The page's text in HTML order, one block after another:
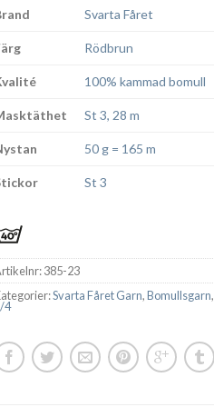
Svarta Fåret
Rödbrun
100% kammad bomull
St 3, 28 m
50 g = 165 m
St 3
385-23
Svarta Fåret Garn,Bomullsgarn,
4